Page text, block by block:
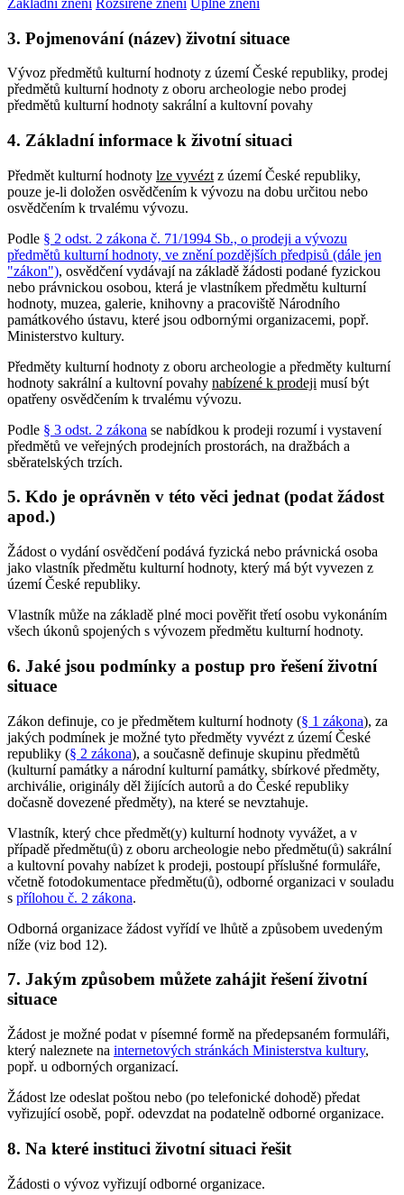
3. Pojmenování (název) životní situace
Vývoz předmětů kulturní hodnoty z území České republiky, prodej
předmětů kulturní hodnoty z oboru archeologie nebo prodej
předmětů kulturní hodnoty sakrální a kultovní povahy
4. Základní informace k životní situaci
Předmět kulturní hodnoty lze vyvézt z území České republiky,
pouze je-li doložen osvědčením k vývozu na dobu určitou nebo
osvědčením k trvalému vývozu.
Podle § 2 odst. 2 zákona č. 71/1994 Sb., o prodeji a vývozu
předmětů kulturní hodnoty, ve znění pozdějších předpisů (dále jen
"zákon"), osvědčení vydávají na základě žádosti podané fyzickou
nebo právnickou osobou, která je vlastníkem předmětu kulturní
hodnoty, muzea, galerie, knihovny a pracoviště Národního
památkového ústavu, které jsou odbornými organizacemi, popř.
Ministerstvo kultury.
Předměty kulturní hodnoty z oboru archeologie a předměty kulturní
hodnoty sakrální a kultovní povahy nabízené k prodeji musí být
opatřeny osvědčením k trvalému vývozu.
Podle § 3 odst. 2 zákona se nabídkou k prodeji rozumí i vystavení
předmětů ve veřejných prodejních prostorách, na dražbách a
sběratelských trzích.
5. Kdo je oprávněn v této věci jednat (podat žádost
apod.)
Žádost o vydání osvědčení podává fyzická nebo právnická osoba
jako vlastník předmětu kulturní hodnoty, který má být vyvezen z
území České republiky.
Vlastník může na základě plné moci pověřit třetí osobu vykonáním
všech úkonů spojených s vývozem předmětu kulturní hodnoty.
6. Jaké jsou podmínky a postup pro řešení životní
situace
Zákon definuje, co je předmětem kulturní hodnoty (§ 1 zákona), za
jakých podmínek je možné tyto předměty vyvézt z území České
republiky (§ 2 zákona), a současně definuje skupinu předmětů
(kulturní památky a národní kulturní památky, sbírkové předměty,
archiválie, originály děl žijících autorů a do České republiky
dočasně dovezené předměty), na které se nevztahuje.
Vlastník, který chce předmět(y) kulturní hodnoty vyvážet, a v
případě předmětu(ů) z oboru archeologie nebo předmětu(ů) sakrální
a kultovní povahy nabízet k prodeji, postoupí příslušné formuláře,
včetně fotodokumentace předmětu(ů), odborné organizaci v souladu
s přílohou č. 2 zákona.
Odborná organizace žádost vyřídí ve lhůtě a způsobem uvedeným
níže (viz bod 12).
7. Jakým způsobem můžete zahájit řešení životní
situace
Žádost je možné podat v písemné formě na předepsaném formuláři,
který naleznete na internetových stránkách Ministerstva kultury,
popř. u odborných organizací.
Žádost lze odeslat poštou nebo (po telefonické dohodě) předat
vyřizující osobě, popř. odevzdat na podatelně odborné organizace.
8. Na které instituci životní situaci řešit
Žádosti o vývoz vyřizují odborné organizace.